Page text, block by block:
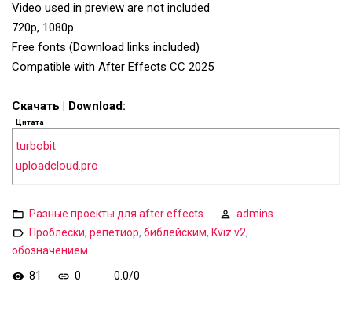
Video used in preview are not included
720p, 1080p
Free fonts (Download links included)
Compatible with After Effects CC 2025
Скачать | Download:
Цитата
turbobit
uploadcloud.pro
Разные проекты для after effects
admins
Проблески, репетиор, библейским, Kviz v2,
обозначением
81
0 0.0/0